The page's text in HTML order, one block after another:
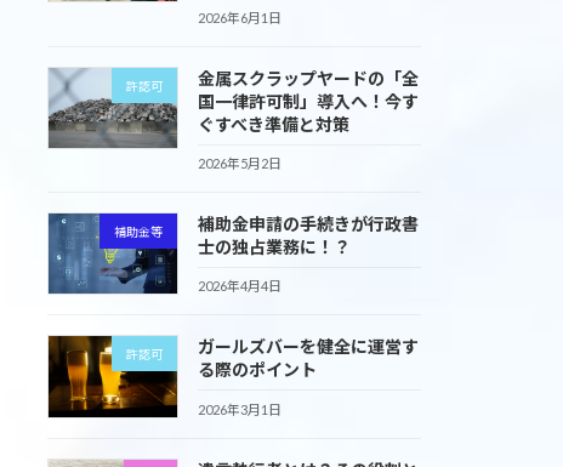
2026年6月1日
許認可
金属スクラップヤードの「全
国一律許可制」導入へ！今す
ぐすべき準備と対策
2026年5月2日
補助金等
補助金申請の手続きが行政書
士の独占業務に！？
2026年4月4日
許認可
ガールズバーを健全に運営す
る際のポイント
2026年3月1日